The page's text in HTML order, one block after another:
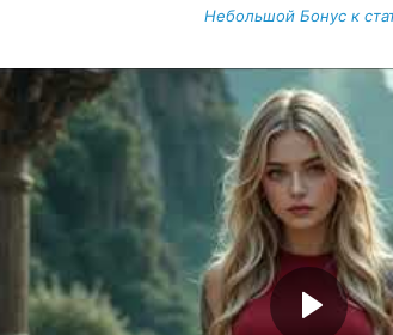
Небольшой Бонус к